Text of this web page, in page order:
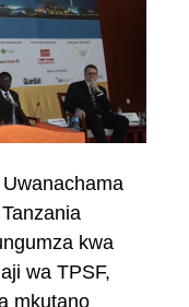
kwa
wa TPSF,
mkutano